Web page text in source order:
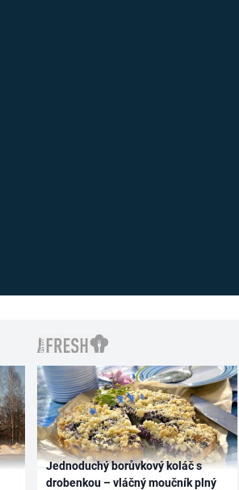
Jednoduchý borůvkový koláč s
drobenkou – vláčný moučník plný